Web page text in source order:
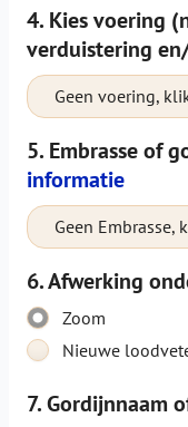
4. Kies voering
verduistering
Geen voering,
5. Embrasse of
informatie
Geen Embrasse,
6. Afwerking
Zoom
Nieuwe
7. Gordijnnaam